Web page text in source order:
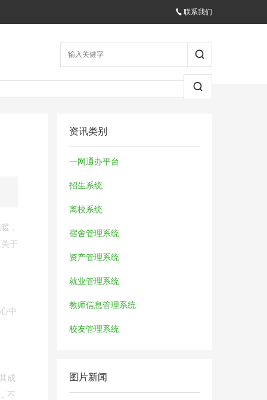
联系我们
资讯类别
一网通办平台
招生系统
离校系统
宿舍管理系统
资产管理系统
就业管理系统
教师信息管理系统
校友管理系统
图片新闻
，
于
中
成
不